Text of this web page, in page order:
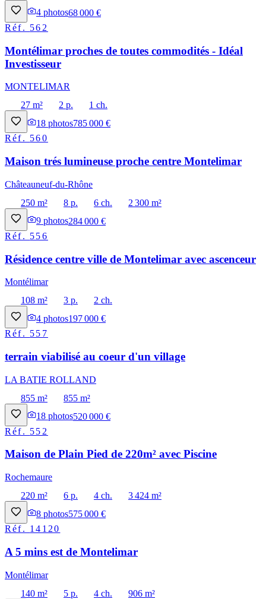
4 photos68 000 €
Réf. 562
Montélimar proches de toutes commodités - Idéal
Investisseur
MONTELIMAR
27 m²
2 p.
1 ch.
18 photos785 000 €
Réf. 560
Maison trés lumineuse proche centre Montelimar
Châteauneuf-du-Rhône
250 m²
8 p. 6 ch.
2 300 m²
9 photos284 000 €
Réf. 556
Résidence centre ville de Montelimar avec ascenceur
Montélimar
108 m²
3 p.
2 ch.
4 photos197 000 €
Réf. 557
terrain viabilisé au coeur d'un village
LA BATIE ROLLAND
855 m²
855 m²
18 photos520 000 €
Réf. 552
Maison de Plain Pied de 220m² avec Piscine
Rochemaure
220 m²
6 p. 4 ch.
3 424 m²
8 photos575 000 €
Réf. 14120
A 5 mins est de Montelimar
Montélimar
140 m²
5 p. 4 ch.
906 m²